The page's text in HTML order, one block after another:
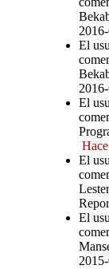
El
El
El
El